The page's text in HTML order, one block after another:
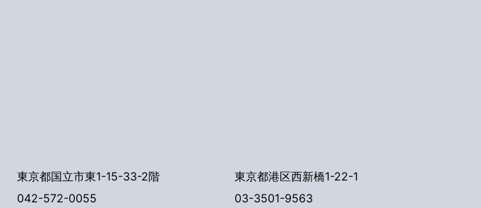
東京都国立市東1-15-33-2階
042-572-0055
東京都港区西新橋1-22-1
03-3501-9563